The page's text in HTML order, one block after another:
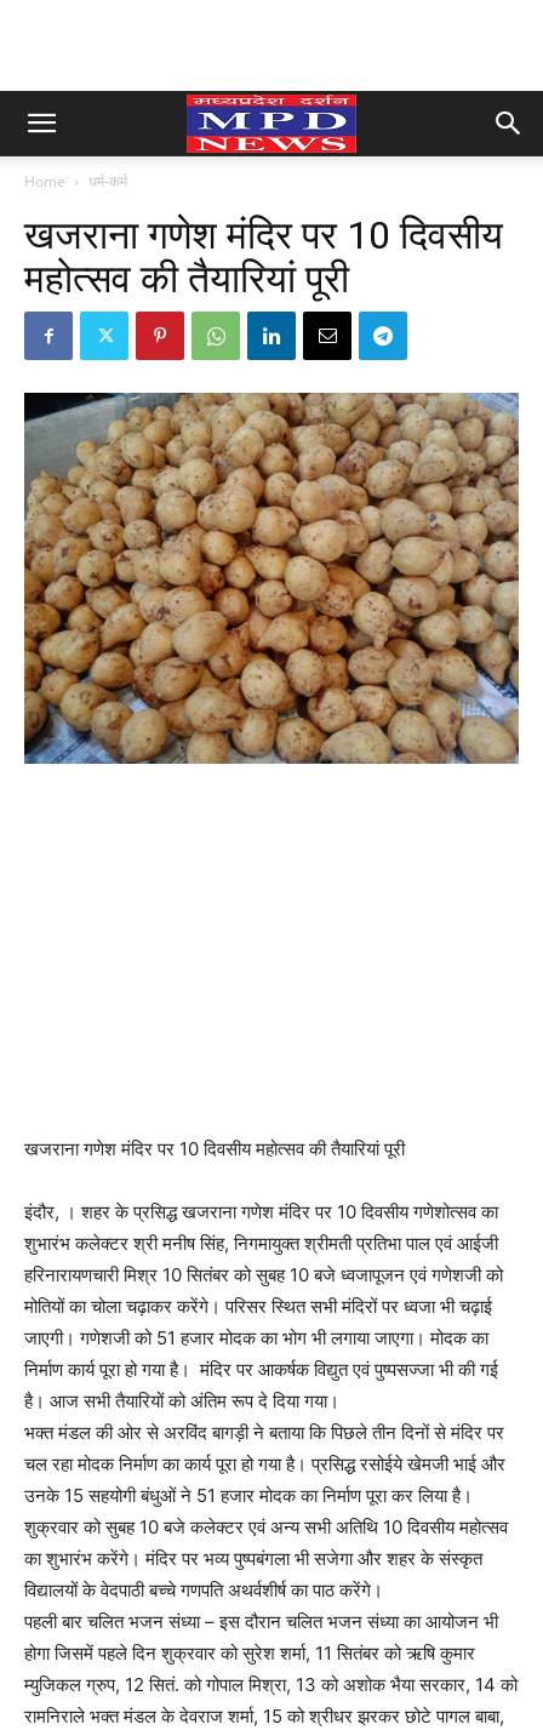
Home धर्म-कर्म
खजराना गणेश मंदिर पर 10 दिवसीय
महोत्सव की तैयारियां पूरी
खजराना गणेश मंदिर पर 10 दिवसीय महोत्सव की तैयारियां पूरी
इंदौर, । शहर के प्रसिद्ध खजराना गणेश मंदिर पर 10 दिवसीय गणेशोत्सव का
शुभारंभ कलेक्टर श्री मनीष सिंह, निगमायुक्त श्रीमती प्रतिभा पाल एवं आईजी
हरिनारायणचारी मिश्र 10 सितंबर को सुबह 10 बजे ध्वजापूजन एवं गणेशजी को
मोतियों का चोला चढ़ाकर करेंगे। परिसर स्थित सभी मंदिरों पर ध्वजा भी चढ़ाई
जाएगी। गणेशजी को 51 हजार मोदक का भोग भी लगाया जाएगा। मोदक का
निर्माण कार्य पूरा हो गया है। मंदिर पर आकर्षक विद्युत एवं पुष्पसज्जा भी की गई
है। आज सभी तैयारियों को अंतिम रूप दे दिया गया।
भक्त मंडल की ओर से अरविंद बागड़ी ने बताया कि पिछले तीन दिनों से मंदिर पर
चल रहा मोदक निर्माण का कार्य पूरा हो गया है। प्रसिद्ध रसोईये खेमजी भाई और
उनके 15 सहयोगी बंधुओं ने 51 हजार मोदक का निर्माण पूरा कर लिया है।
शुक्रवार को सुबह 10 बजे कलेक्टर एवं अन्य सभी अतिथि 10 दिवसीय महोत्सव
का शुभारंभ करेंगे। मंदिर पर भव्य पुष्पबंगला भी सजेगा और शहर के संस्कृत
विद्यालयों के वेदपाठी बच्चे गणपति अथर्वशीर्ष का पाठ करेंगे।
पहली बार चलित भजन संध्या – इस दौरान चलित भजन संध्या का आयोजन भी
होगा जिसमें पहले दिन शुक्रवार को सुरेश शर्मा, 11 सितंबर को ऋषि कुमार
म्युजिकल ग्रुप, 12 सितं. को गोपाल मिश्रा, 13 को अशोक भैया सरकार, 14 को
रामनिराले भक्त मंडल के देवराज शर्मा, 15 को श्रीधर झरकर छोटे पागल बाबा,